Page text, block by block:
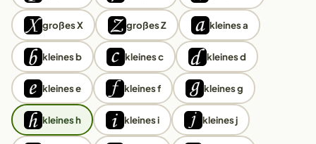
großes X großes Z kleines a
kleines b kleines c kleines d
kleines e kleines f kleines g
kleines h kleines i kleines j